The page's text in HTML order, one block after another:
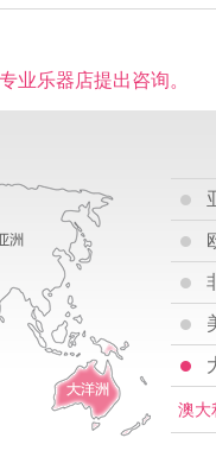
业乐器店提出咨询。
澳大